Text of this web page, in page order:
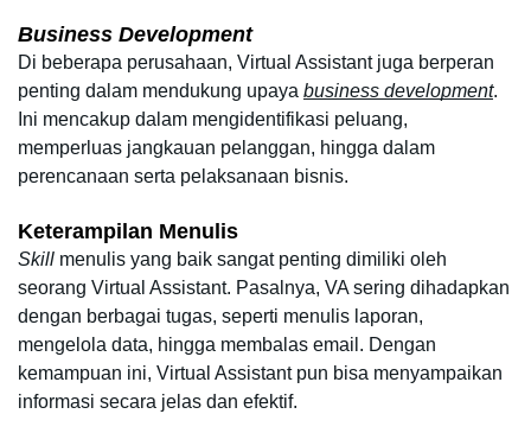
Business Development
Di beberapa perusahaan, Virtual Assistant juga berperan
penting dalam mendukung upaya business development.
Ini mencakup dalam mengidentifikasi peluang,
memperluas jangkauan pelanggan, hingga dalam
perencanaan serta pelaksanaan bisnis.
Keterampilan Menulis
Skill menulis yang baik sangat penting dimiliki oleh
seorang Virtual Assistant. Pasalnya, VA sering dihadapkan
dengan berbagai tugas, seperti menulis laporan,
mengelola data, hingga membalas email. Dengan
kemampuan ini, Virtual Assistant pun bisa menyampaikan
informasi secara jelas dan efektif.